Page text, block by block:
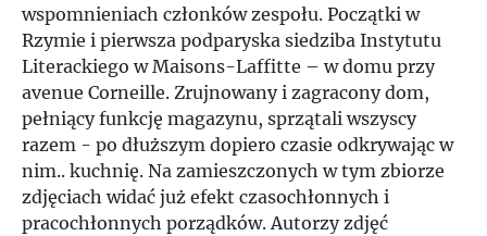
wspomnieniach członków zespołu. Początki w
Rzymie i pierwsza podparyska siedziba Instytutu
Literackiego w Maisons-Laffitte – w domu przy
avenue Corneille. Zrujnowany i zagracony dom,
pełniący funkcję magazynu, sprzątali wszyscy
razem - po dłuższym dopiero czasie odkrywając w
nim.. kuchnię. Na zamieszczonych w tym zbiorze
zdjęciach widać już efekt czasochłonnych i
pracochłonnych porządków. Autorzy zdjęć